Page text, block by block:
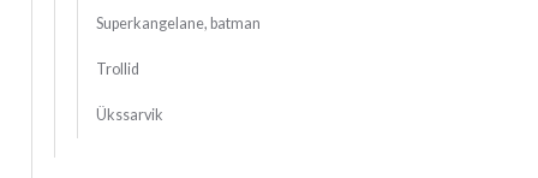
Superkangelane, batman
Trollid
Ükssarvik